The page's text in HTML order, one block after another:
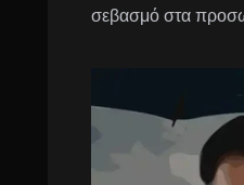
σεβασμό στα